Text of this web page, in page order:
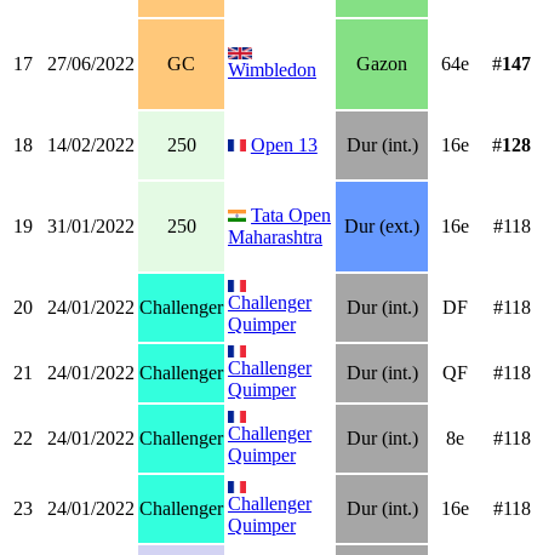
17 27/06/2022 GC Wimbledon Gazon 64e #147
18 14/02/2022 250 Open 13 Dur (int.) 16e #128
19 31/01/2022 250
Tata Open
Maharashtra
Dur (ext.) 16e #118
20 24/01/2022 Challenger Challenger
Quimper
Dur (int.) DF #118
21 24/01/2022 Challenger Challenger
Quimper
Dur (int.) QF #118
22 24/01/2022 Challenger Challenger
Quimper
Dur (int.) 8e #118
23 24/01/2022 Challenger Challenger
Quimper
Dur (int.) 16e #118